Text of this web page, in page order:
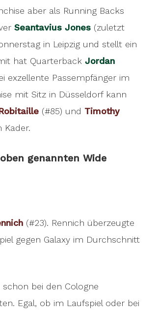
aber als Running Backs
Seantavius Jones (zuletzt
in Leipzig und stellt ein
hat Quarterback Jordan
exzellente Passempfänger im
mit Sitz in Düsseldorf kann
(#85) und Timothy
Kader.
genannten Wide
(#23). Rennich überzeugte
gegen Galaxy im Durchschnitt
bei den Cologne
Egal, ob im Laufspiel oder bei